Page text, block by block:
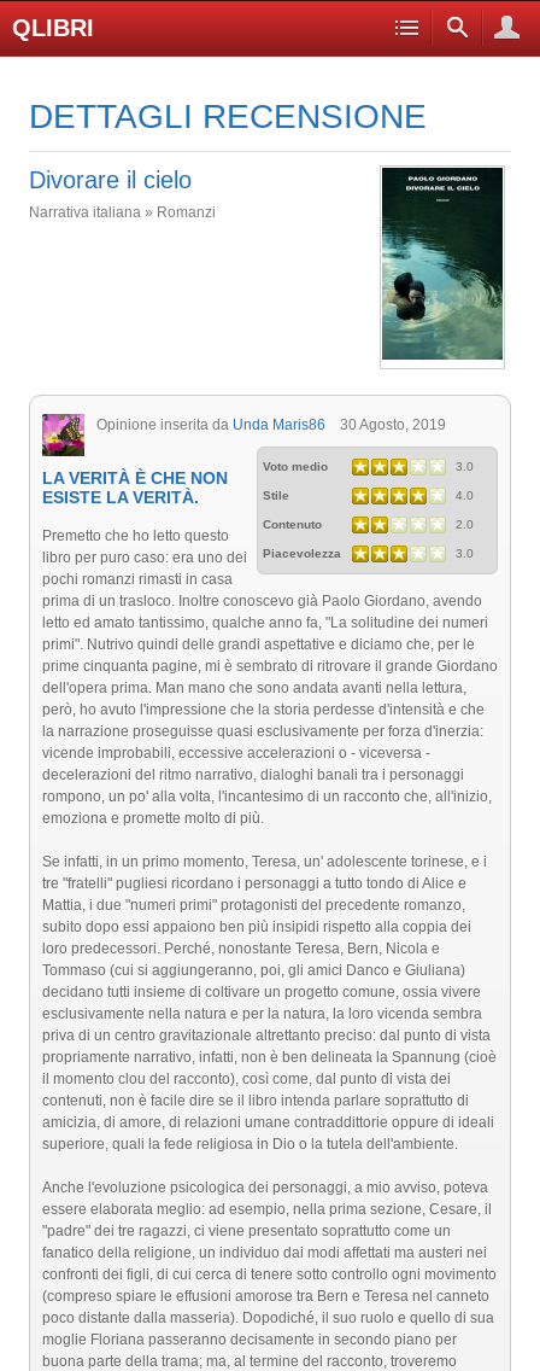
QLIBRI
DETTAGLI RECENSIONE
Divorare il cielo
Narrativa italiana » Romanzi
Opinione inserita da Unda Maris86 30 Agosto, 2019
Voto medio 3.0
Stile 4.0
Contenuto 2.0
Piacevolezza 3.0
LA VERITÀ È CHE NON
ESISTE LA VERITÀ.
Premetto che ho letto questo
libro per puro caso: era uno dei
pochi romanzi rimasti in casa
prima di un trasloco. Inoltre conoscevo già Paolo Giordano, avendo
letto ed amato tantissimo, qualche anno fa, "La solitudine dei numeri
primi". Nutrivo quindi delle grandi aspettative e diciamo che, per le
prime cinquanta pagine, mi è sembrato di ritrovare il grande Giordano
dell'opera prima. Man mano che sono andata avanti nella lettura,
però, ho avuto l'impressione che la storia perdesse d'intensità e che
la narrazione proseguisse quasi esclusivamente per forza d'inerzia:
vicende improbabili, eccessive accelerazioni o - viceversa -
decelerazioni del ritmo narrativo, dialoghi banali tra i personaggi
rompono, un po' alla volta, l'incantesimo di un racconto che, all'inizio,
emoziona e promette molto di più.
Se infatti, in un primo momento, Teresa, un' adolescente torinese, e i
tre "fratelli" pugliesi ricordano i personaggi a tutto tondo di Alice e
Mattia, i due "numeri primi" protagonisti del precedente romanzo,
subito dopo essi appaiono ben più insipidi rispetto alla coppia dei
loro predecessori. Perché, nonostante Teresa, Bern, Nicola e
Tommaso (cui si aggiungeranno, poi, gli amici Danco e Giuliana)
decidano tutti insieme di coltivare un progetto comune, ossia vivere
esclusivamente nella natura e per la natura, la loro vicenda sembra
priva di un centro gravitazionale altrettanto preciso: dal punto di vista
propriamente narrativo, infatti, non è ben delineata la Spannung (cioè
il momento clou del racconto), così come, dal punto di vista dei
contenuti, non è facile dire se il libro intenda parlare soprattutto di
amicizia, di amore, di relazioni umane contraddittorie oppure di ideali
superiore, quali la fede religiosa in Dio o la tutela dell'ambiente.
Anche l'evoluzione psicologica dei personaggi, a mio avviso, poteva
essere elaborata meglio: ad esempio, nella prima sezione, Cesare, il
"padre" dei tre ragazzi, ci viene presentato soprattutto come un
fanatico della religione, un individuo dai modi affettati ma austeri nei
confronti dei figli, di cui cerca di tenere sotto controllo ogni movimento
(compreso spiare le effusioni amorose tra Bern e Teresa nel canneto
poco distante dalla masseria). Dopodiché, il suo ruolo e quello di sua
moglie Floriana passeranno decisamente in secondo piano per
buona parte della trama; ma, al termine del racconto, troveremo